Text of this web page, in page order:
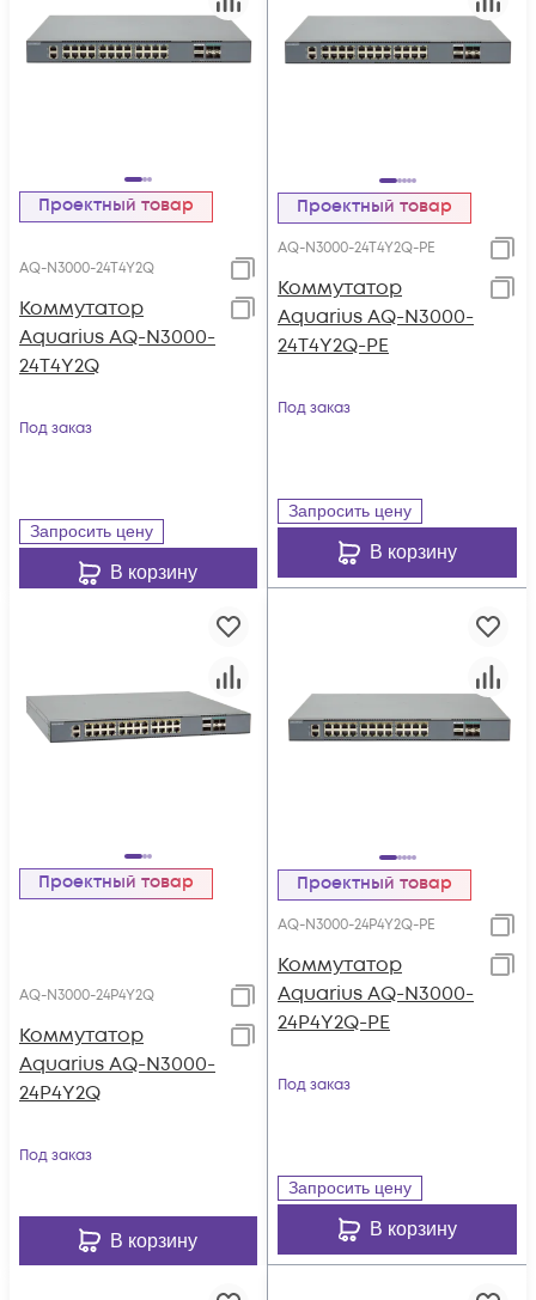
Проектный товар
AQ-N3000-24T4Y2Q
Коммутатор
Aquarius AQ-N3000-
24T4Y2Q
Под заказ
Запросить цену
В корзину
Проектный товар
AQ-N3000-24T4Y2Q-PE
Коммутатор
Aquarius AQ-N3000-
24T4Y2Q-PE
Под заказ
Запросить цену
В корзину
Проектный товар
AQ-N3000-24P4Y2Q
Коммутатор
Aquarius AQ-N3000-
24P4Y2Q
Под заказ
В корзину
Проектный товар
AQ-N3000-24P4Y2Q-PE
Коммутатор
Aquarius AQ-N3000-
24P4Y2Q-PE
Под заказ
Запросить цену
В корзину